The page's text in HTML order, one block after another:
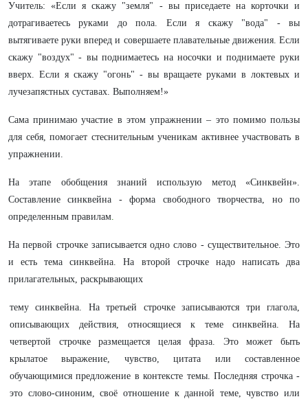
Учитель: «Если я скажу "земля" - вы приседаете на корточки и
дотрагиваетесь руками до пола. Если я скажу "вода" - вы
вытягиваете руки вперед и совершаете плавательные движения. Если
скажу "воздух" - вы поднимаетесь на носочки и поднимаете руки
вверх. Если я скажу "огонь" - вы вращаете руками в локтевых и
лучезапястных суставах. Выполняем!»
Сама принимаю участие в этом упражнении – это помимо пользы
для себя, помогает стеснительным ученикам активнее участвовать в
упражнении.
На этапе обобщения знаний использую метод «Синквейн».
Составление синквейна - форма свободного творчества, но по
определенным правилам.
На первой строчке записывается одно слово - существительное. Это
и есть тема синквейна. На второй строчке надо написать два
прилагательных, раскрывающих
тему синквейна. На третьей строчке записываются три глагола,
описывающих действия, относящиеся к теме синквейна. На
четвертой строчке размещается целая фраза. Это может быть
крылатое выражение, чувство, цитата или составленное
обучающимися предложение в контексте темы. Последняя строчка -
это слово-синоним, своё отношение к данной теме, чувство или